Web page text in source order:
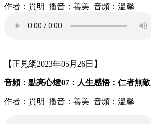
作者：貫明 播音：善美 音頻：溫馨
【正見網2023年05月26日】
音頻：點亮心燈07：人生感悟：仁者無敵
作者：貫明 播音：善美 音頻：溫馨